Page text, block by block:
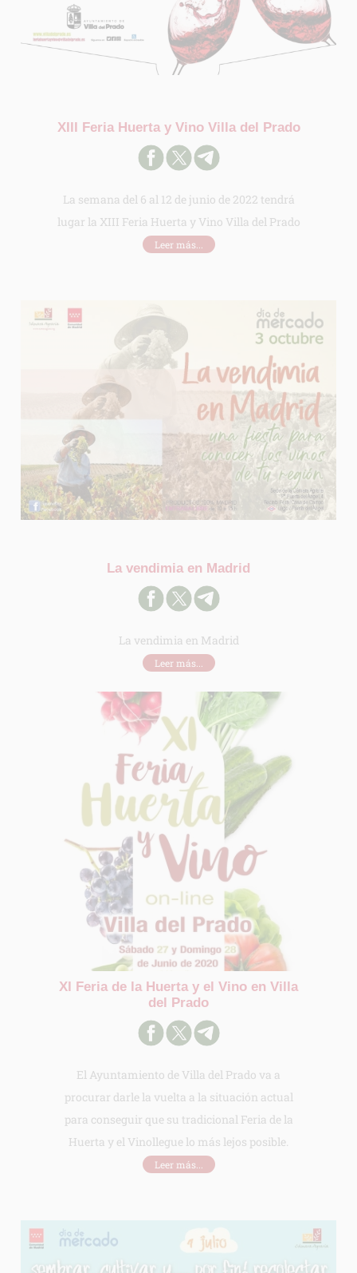
XIII Feria Huerta y Vino Villa del Prado
La semana del 6 al 12 de junio de 2022 tendrá
lugar la XIII Feria Huerta y Vino Villa del Prado
Leer más...
La vendimia en Madrid
La vendimia en Madrid
Leer más...
XI Feria de la Huerta y el Vino en Villa
del Prado
El Ayuntamiento de Villa del Prado va a
procurar darle la vuelta a la situación actual
para conseguir que su tradicional Feria de la
Huerta y el Vinollegue lo más lejos posible.
Leer más...